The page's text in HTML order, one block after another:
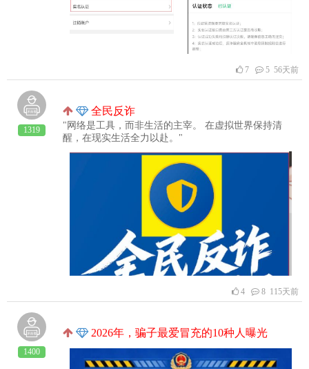
7 5 56天前
1319
全民反诈
"网络是工具，而非生活的主宰。 在虚拟世界保持清
醒，在现实生活全力以赴。"
4 8 115天前
1400
2026年，骗子最爱冒充的10种人曝光